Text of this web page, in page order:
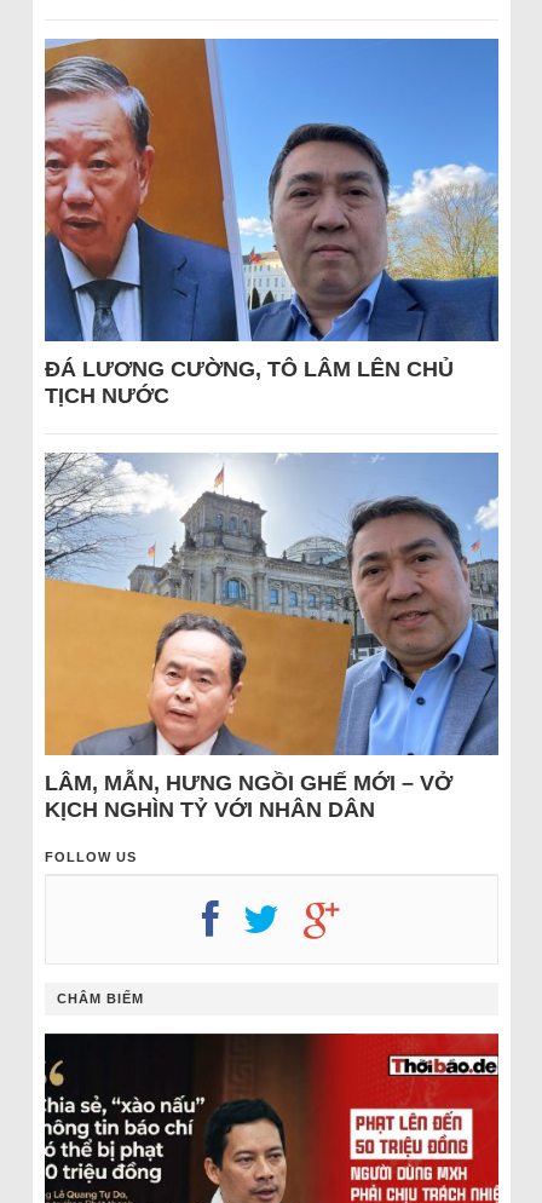
ĐÁ LƯƠNG CƯỜNG, TÔ LÂM LÊN CHỦ
TỊCH NƯỚC
LÂM, MẪN, HƯNG NGỒI GHẾ MỚI – VỞ
KỊCH NGHÌN TỶ VỚI NHÂN DÂN
FOLLOW US
CHÂM BIẾM